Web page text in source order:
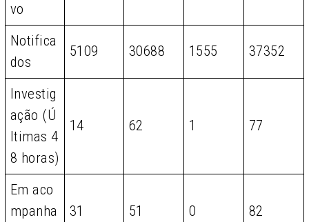
vo
Notifica
dos
5109 30688 1555 37352
Investig
ação (Ú
ltimas 4
8 horas)
14 62 1 77
Em aco
mpanha
31 51 0 82